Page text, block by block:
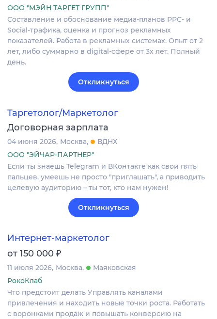
ООО "МЭЙН ТАРГЕТ ГРУПП"
Составление и обоснование медиа-планов PPC- и
Social-трафика, оценка и прогноз рекламных
показателей. Работа в рекламных системах. Опыт от 2
лет, либо суммарно в digital-сфере от 3х лет. Полный
день.
Откликнуться
Таргетолог/Маркетолог
Договорная зарплата
04 июня 2026 Москва
ВДНХ
ООО "ЭЙЧАР-ПАРТНЕР"
Если ты знаешь Telegram и ВКонтакте как свои пять
пальцев, умеешь не просто "приглашать", а приводить
целевую аудиторию – ты тот, кто нам нужен!
Откликнуться
Интернет-маркетолог
от 150 000 ₽
11 июля 2026 Москва
Маяковская
РокоКлаб
Что предстоит делать Управлять каналами
привлечения и находить новые точки роста. Работать
с воронками продаж и повышать конверсию на